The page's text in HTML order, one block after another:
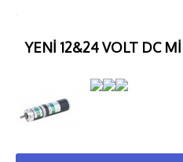
YENİ 12&24 VOLT DC